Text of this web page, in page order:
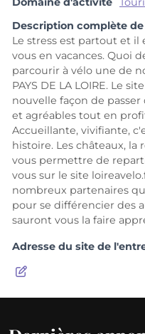
Description complète
Le stress est partout et
vous en vacances. Quoi
parcourir à vélo une de
PAYS DE LA LOIRE. Le
nouvelle façon de passer
et agréables tout en
Accueillante, vivifiante,
histoire. Les châteaux,
vous permettre de
vous sur le site
nombreux partenaires
pour se différencier des
sauront vous la faire
Adresse du site de